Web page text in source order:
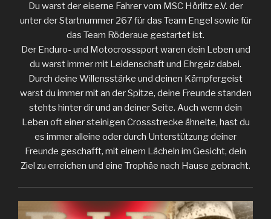
Du warst der eiserne Fahrer vom MSC Hörlitz e.V. der
unter der Startnummer 267 für das Team Engel sowie für
das Team Röderaue gestartet ist.
Der Enduro- und Motocrosssport waren dein Leben und
du warst immer mit Leidenschaft und Ehrgeiz dabei.
Durch deine Willensstärke und deinen Kämpfergeist
warst du immer mit an der Spitze, deine Freunde standen
stehts hinter dir und an deiner Seite. Auch wenn dein
Leben oft einer steinigen Crossstrecke ähnelte, hast du
es immer alleine oder durch Unterstützung deiner
Freunde geschafft, mit einem Lächeln im Gesicht, dein
Ziel zu erreichen und eine Trophäe nach Hause gebracht.